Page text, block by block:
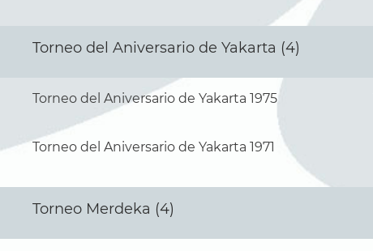
Torneo del Aniversario de Yakarta (4)
Torneo del Aniversario de Yakarta 1975
Torneo del Aniversario de Yakarta 1971
Torneo Merdeka (4)